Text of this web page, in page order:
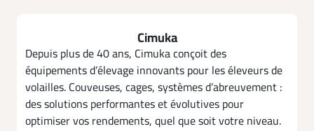
Cimuka
Depuis plus de 40 ans, Cimuka conçoit des
équipements d’élevage innovants pour les éleveurs de
volailles. Couveuses, cages, systèmes d’abreuvement :
des solutions performantes et évolutives pour
optimiser vos rendements, quel que soit votre niveau.